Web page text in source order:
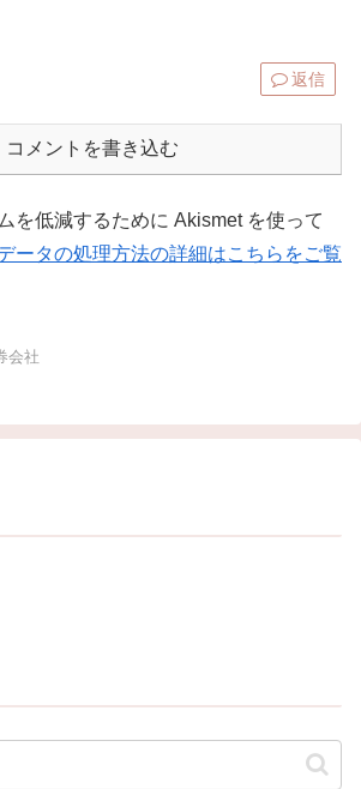
返信
コメントを書き込む
を低減するために Akismet を使って
ータの処理方法の詳細はこちらをご覧
会社